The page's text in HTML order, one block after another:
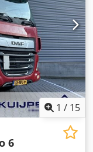
мм, Рік
система
1 / 15
6